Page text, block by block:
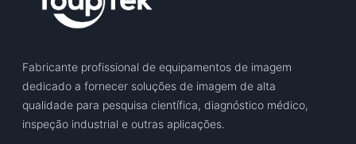
Fabricante profissional de equipamentos de imagem
dedicado a fornecer soluções de imagem de alta
qualidade para pesquisa científica, diagnóstico médico,
inspeção industrial e outras aplicações.